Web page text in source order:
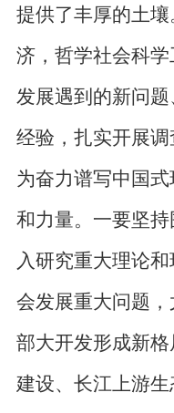
提供了丰厚的土
济，哲学社会科
发展遇到的新问
经验，扎实开展调
为奋力谱写中国
和力量。一要坚
入研究重大理论
会发展重大问题
部大开发形成新
建设、长江上游